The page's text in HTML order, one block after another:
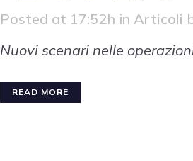
Posted at 17:52h in Articoli
Nuovi scenari nelle
READ MORE